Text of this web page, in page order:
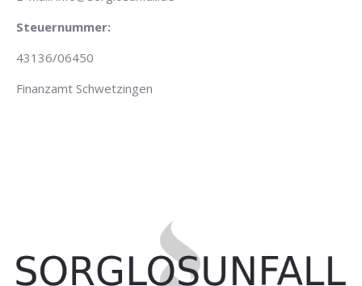
Steuernummer:
43136/06450
Finanzamt Schwetzingen